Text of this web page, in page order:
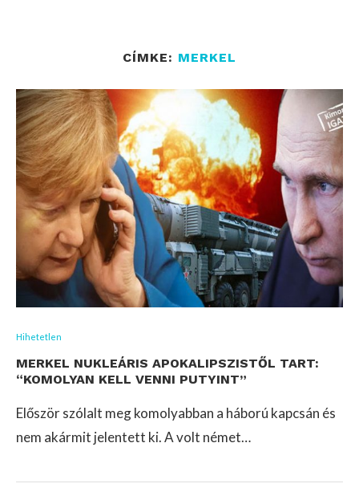
CÍMKE: MERKEL
Hihetetlen
MERKEL NUKLEÁRIS APOKALIPSZISTŐL TART:
“KOMOLYAN KELL VENNI PUTYINT”
Először szólalt meg komolyabban a háború kapcsán és
nem akármit jelentett ki. A volt német…